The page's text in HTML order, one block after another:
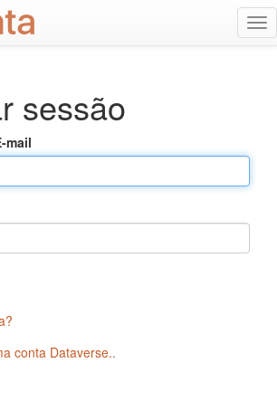
sessão
mail
conta Dataverse..